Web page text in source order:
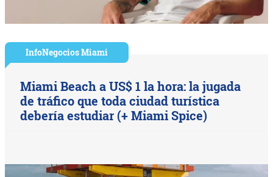
InfoNegocios Miami
Miami Beach a US$ 1 la hora: la jugada
de tráfico que toda ciudad turística
debería estudiar (+ Miami Spice)